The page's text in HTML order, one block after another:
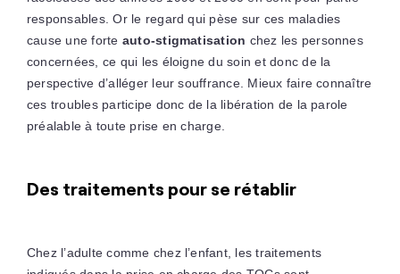
responsables. Or le regard qui pèse sur ces maladies
cause une forte auto-stigmatisation chez les personnes
concernées, ce qui les éloigne du soin et donc de la
perspective d’alléger leur souffrance. Mieux faire connaître
ces troubles participe donc de la libération de la parole
préalable à toute prise en charge.
Des traitements pour se rétablir
Chez l’adulte comme chez l’enfant, les traitements